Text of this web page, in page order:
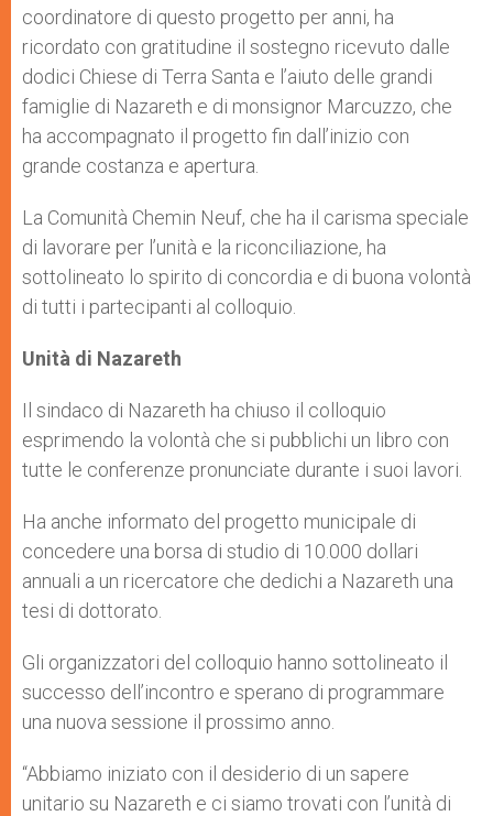
coordinatore di questo progetto per anni, ha
ricordato con gratitudine il sostegno ricevuto dalle
dodici Chiese di Terra Santa e l’aiuto delle grandi
famiglie di Nazareth e di monsignor Marcuzzo, che
ha accompagnato il progetto fin dall’inizio con
grande costanza e apertura.
La Comunità Chemin Neuf, che ha il carisma speciale
di lavorare per l’unità e la riconciliazione, ha
sottolineato lo spirito di concordia e di buona volontà
di tutti i partecipanti al colloquio.
Unità di Nazareth
Il sindaco di Nazareth ha chiuso il colloquio
esprimendo la volontà che si pubblichi un libro con
tutte le conferenze pronunciate durante i suoi lavori.
Ha anche informato del progetto municipale di
concedere una borsa di studio di 10.000 dollari
annuali a un ricercatore che dedichi a Nazareth una
tesi di dottorato.
Gli organizzatori del colloquio hanno sottolineato il
successo dell’incontro e sperano di programmare
una nuova sessione il prossimo anno.
“Abbiamo iniziato con il desiderio di un sapere
unitario su Nazareth e ci siamo trovati con l’unità di